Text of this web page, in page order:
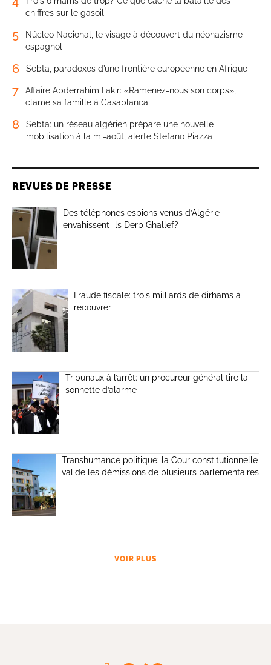
chiffres sur le gasoil
5
Núcleo Nacional, le visage à découvert du néonazisme
espagnol
6 Sebta, paradoxes d’une frontière européenne en Afrique
7
Affaire Abderrahim Fakir: «Ramenez-nous son corps»,
clame sa famille à Casablanca
8
Sebta: un réseau algérien prépare une nouvelle
mobilisation à la mi-août, alerte Stefano Piazza
REVUES DE PRESSE
Des téléphones espions venus d’Algérie
envahissent-ils Derb Ghallef?
Fraude fiscale: trois milliards de dirhams à
recouvrer
Tribunaux à l’arrêt: un procureur général tire la
sonnette d’alarme
Transhumance politique: la Cour constitutionnelle
valide les démissions de plusieurs parlementaires
VOIR PLUS